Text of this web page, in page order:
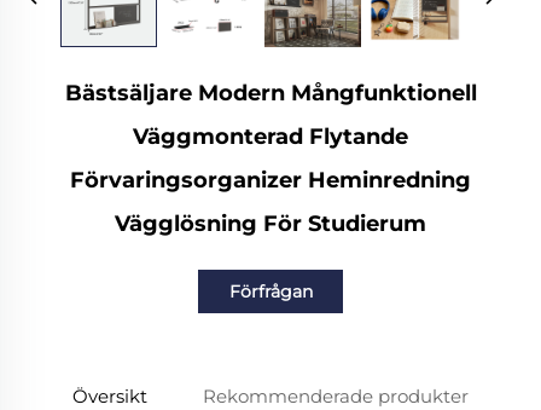
Bästsäljare Modern Mångfunktionell
Väggmonterad Flytande
Förvaringsorganizer Heminredning
Vägglösning För Studierum
Förfrågan
Översikt Rekommenderade produkter